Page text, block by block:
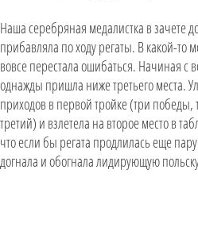
Наша серебряная медалистка в зачете
прибавляла по ходу регаты. В какой-то
вовсе перестала ошибаться. Начиная с
однажды пришла ниже третьего места.
приходов в первой тройке (три
третий) и взлетела на второе место в
что если бы регата продлилась еще
догнала и обогнала лидирующую